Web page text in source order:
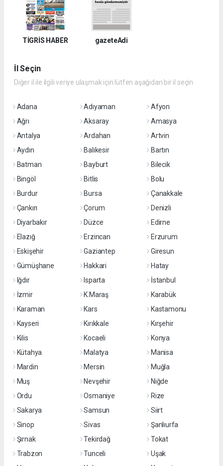
TİGRİS HABER gazeteAdi
İl Seçin
Diğer il ile ilgili veriye ulaşmak için lütfen aşağıdan bir il seçin
Adana Adıyaman
Afyon
Ağrı
Aksaray
Amasya
Antalya
Ardahan
Artvin
Aydın
Balıkesir
Bartın
Batman
Bayburt
Bilecik
Bingöl
Bitlis
Bolu
Burdur
Bursa
Çanakkale
Çankırı
Çorum
Denizli
Diyarbakır
Düzce
Edirne
Elazığ
Erzincan
Erzurum
Eskişehir
Gaziantep
Giresun
Gümüşhane
Hakkari
Hatay
Iğdır
Isparta
İstanbul
İzmir
K.Maraş
Karabük
Karaman
Kars
Kastamonu
Kayseri
Kırıkkale
Kırşehir
Kilis
Kocaeli
Konya
Kütahya
Malatya
Manisa
Mardin
Mersin
Muğla
Muş
Nevşehir
Niğde
Ordu
Osmaniye
Rize
Sakarya
Samsun
Siirt
Sinop
Sivas
Şanlıurfa
Şırnak
Tekirdağ
Tokat
Trabzon
Tunceli
Uşak